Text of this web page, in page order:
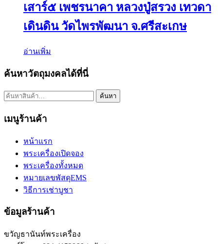
เสาร์๕ เพชรนาคา หลวงปู่สรวง เทวดา
เดินดิน วัดไพรพัฒนา จ.ศรีสะเกษ
อ่านเพิ่ม
ค้นหาวัตถุมงคลได้ที่นี่
ค้นหา: ค้นหา
เมนูร้านค้า
หน้าแรก
พระเครื่องเปิดจอง
พระเครื่องทั้งหมด
หมายเลขพัสดุEMS
วิธีการเช่าบูชา
ข้อมูลร้านค้า
ขวัญธานันท์พระเครื่อง